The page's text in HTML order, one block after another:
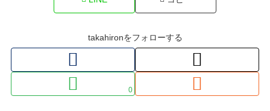
takahironをフォローする
0